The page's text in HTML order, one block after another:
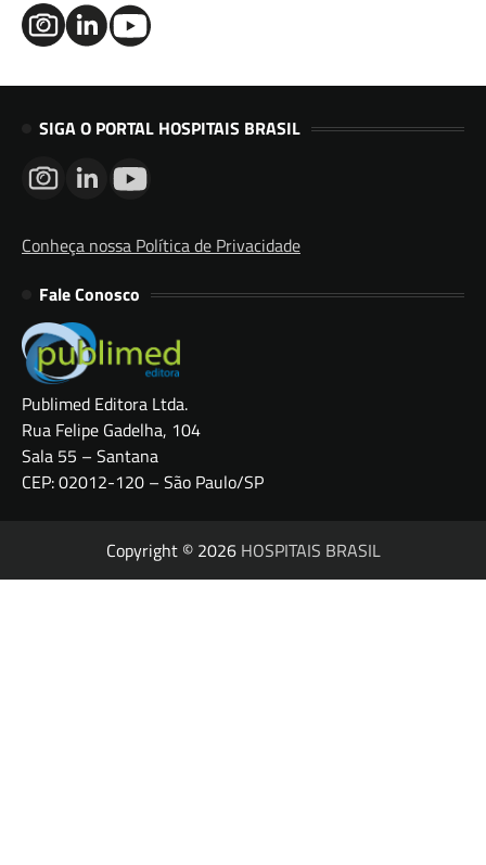
SIGA O PORTAL HOSPITAIS BRASIL
Conheça nossa Política de Privacidade
Fale Conosco
Publimed Editora Ltda.
Rua Felipe Gadelha, 104
Sala 55 – Santana
CEP: 02012-120 – São Paulo/SP
Copyright © 2026 HOSPITAIS BRASIL